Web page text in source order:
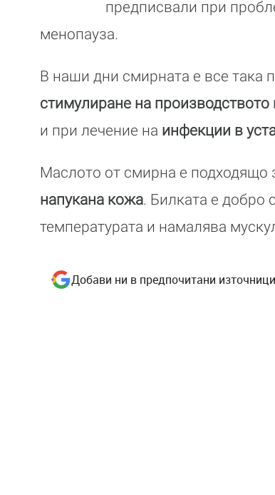
предписвали при
менопауза.
В наши дни смирната е все така
стимулиране на
и при лечение на инфекции в
Маслото от смирна е подходящо
напукана кожа. Билката е добро
температурата и намалява
Добави ни в предпочитани